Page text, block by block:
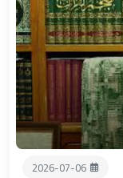
2026-07-06